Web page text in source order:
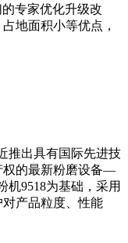
专家优化升级改
地面积小等优点，
推出具有国际先进技
权的最新粉磨设备—
机9518为基础，采用
产品粒度、性能